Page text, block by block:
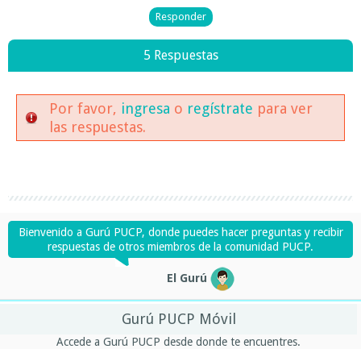
5 Respuestas
Por favor, ingresa o regístrate para ver
las respuestas.
Bienvenido a Gurú PUCP, donde puedes hacer preguntas y recibir
respuestas de otros miembros de la comunidad PUCP.
El Gurú
Gurú PUCP Móvil
Accede a Gurú PUCP desde donde te encuentres.